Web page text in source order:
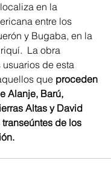
en la
entre los
y Bugaba, en la
La obra
de esta
que proceden
Alanje, Barú,
Altas y David
de los